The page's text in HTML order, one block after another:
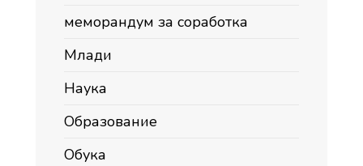
меморандум за соработка
Млади
Наука
Образование
Обука